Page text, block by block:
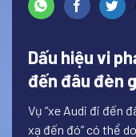
Dấu hiệu vi
đến đâu đèn
Vụ “xe Audi đi đến
xạ đến đó” có thể